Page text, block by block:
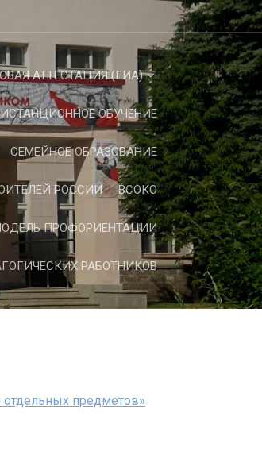
АТТЕСТАЦИЯ (ГИА)
ОБУЧЕНИЕ
СЕМЕЙНОЕ ОБРАЗОВАНИЕ
РОССИИ ВСОКО
ПРОФОРИЕНТАЦИИ
РАБОТНИКОВ
предметов»